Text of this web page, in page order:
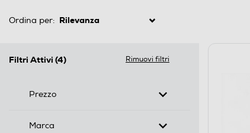
Ordina per:
Filtri Attivi (4) Rimuovi filtri
Prezzo
Marca